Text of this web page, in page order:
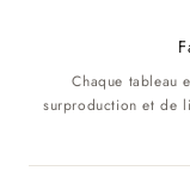
Chaque tableau
surproduction et de